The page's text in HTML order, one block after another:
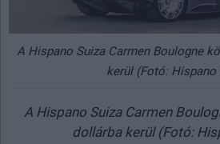
A Hispano Suiza Carmen Boulogne
kerül (Fotó: Hispano
A Hispano Suiza Carmen
dollárba kerül (Fotó: